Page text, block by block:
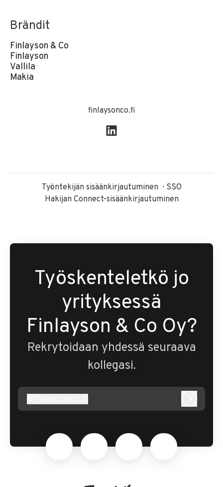
Brändit
Finlayson & Co
Finlayson
Vallila
Makia
finlaysonco.fi
Työntekijän sisäänkirjautuminen
SSO
Hakijan Connect-sisäänkirjautuminen
Työskenteletkö jo
yrityksessä
Finlayson & Co Oy?
Rekrytoidaan yhdessä seuraava
kollegasi.
finlaysonco.fi